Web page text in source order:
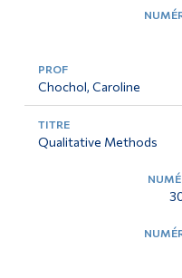
Chochol, Caroline
Qualitative Methods